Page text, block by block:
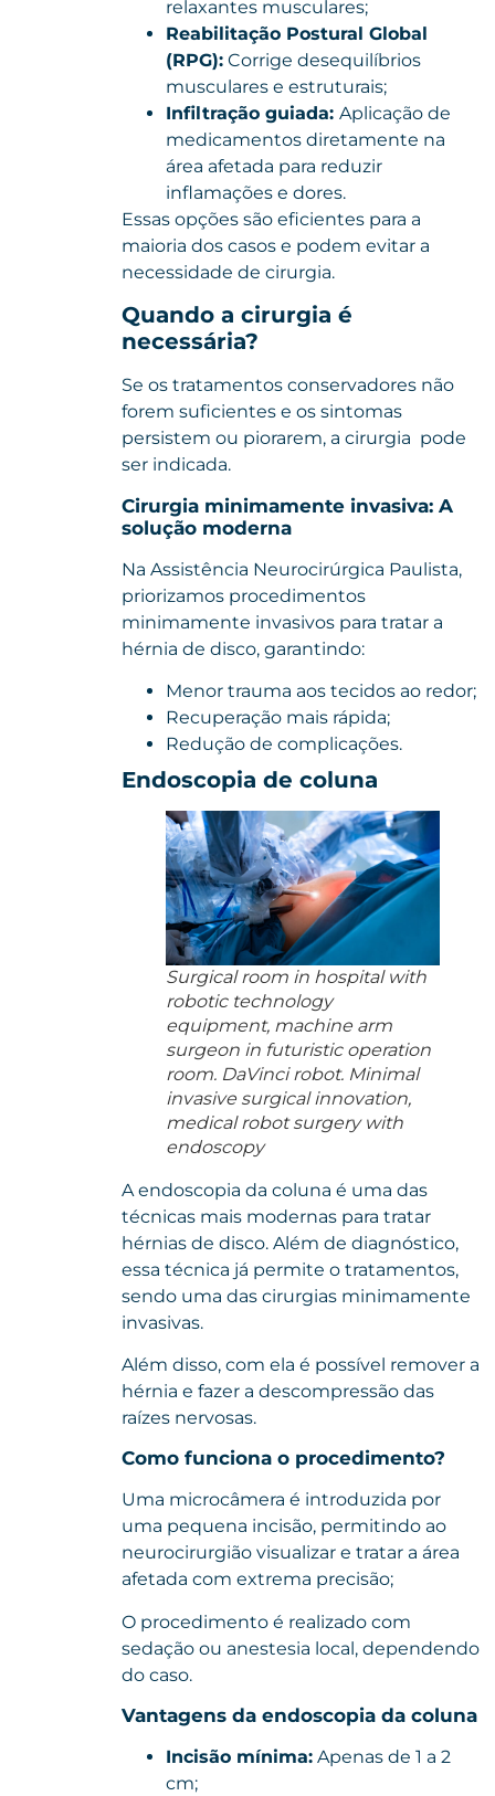
relaxantes musculares;
Reabilitação Postural Global
(RPG): Corrige desequilíbrios
musculares e estruturais;
Infiltração guiada: Aplicação de
medicamentos diretamente na
área afetada para reduzir
inflamações e dores.
Essas opções são eficientes para a
maioria dos casos e podem evitar a
necessidade de cirurgia.
Quando a cirurgia é
necessária?
Se os tratamentos conservadores não
forem suficientes e os sintomas
persistem ou piorarem, a cirurgia pode
ser indicada.
Cirurgia minimamente invasiva: A
solução moderna
Na Assistência Neurocirúrgica Paulista,
priorizamos procedimentos
minimamente invasivos para tratar a
hérnia de disco, garantindo:
Menor trauma aos tecidos ao redor;
Recuperação mais rápida;
Redução de complicações.
Endoscopia de coluna
Surgical room in hospital with
robotic technology
equipment, machine arm
surgeon in futuristic operation
room. DaVinci robot. Minimal
invasive surgical innovation,
medical robot surgery with
endoscopy
A endoscopia da coluna é uma das
técnicas mais modernas para tratar
hérnias de disco. Além de diagnóstico,
essa técnica já permite o tratamentos,
sendo uma das cirurgias minimamente
invasivas.
Além disso, com ela é possível remover a
hérnia e fazer a descompressão das
raízes nervosas.
Como funciona o procedimento?
Uma microcâmera é introduzida por
uma pequena incisão, permitindo ao
neurocirurgião visualizar e tratar a área
afetada com extrema precisão;
O procedimento é realizado com
sedação ou anestesia local, dependendo
do caso.
Vantagens da endoscopia da coluna
Incisão mínima: Apenas de 1 a 2
cm;